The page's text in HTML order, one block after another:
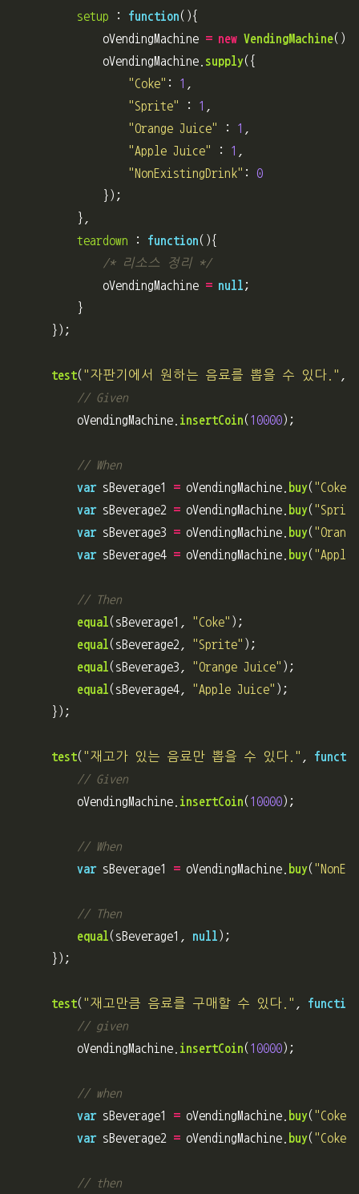
setup
: function(){
oVendingMachine = new VendingMachine();
oVendingMachine supply({
"Coke" : 1 ,
"Sprite" : 1 ,
"Orange Juice" : 1 ,
"Apple Juice" : 1 ,
" NonExistingDrink" :
0
});
},
teardown
: function(){
/* 리소스 정리 */
oVendingMachine = null;
}
});
test( "자판기에서 원하는 음료를 뽑을 수 있다. " ,
// Given
oVendingMachine insertCoin( 10000);
// When
var sBeverage1 = oVendingMachine buy( "Coke
var sBeverage2 = oVendingMachine buy( "Sprite
var sBeverage3 = oVendingMachine buy( "
var sBeverage4 = oVendingMachine buy( "Apple
// Then
equal( sBeverage1 , "Coke" );
equal( sBeverage2 , "Sprite" );
equal( sBeverage3 , "Orange Juice" );
equal( sBeverage4, "Apple Juice" );
});
test( "재고가 있는 음료만 뽑을 수 있다. " ,
// Given
oVendingMachine insertCoin( 10000);
// When
var sBeverage1 = oVendingMachine buy( "
// Then
equal( sBeverage1 , null );
});
test( "재고만큼 음료를 구매할 수 있다. " ,
function
// given
oVendingMachine insertCoin( 10000);
// when
var sBeverage1 = oVendingMachine buy( "Coke
var sBeverage2 = oVendingMachine buy( "Coke
// then